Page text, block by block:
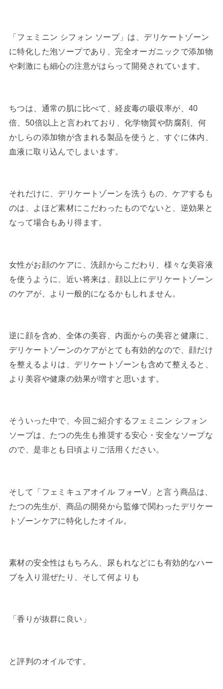
「フェミニン シフォン ソープ」は、デリケートゾーン
に特化した泡ソープであり、完全オーガニックで添加物
や刺激にも細心の注意がはらって開発されています。
ちつは、通常の肌に比べて、経皮毒の吸収率が、40
倍、50倍以上と言われており、化学物質や防腐剤、何
かしらの添加物が含まれる製品を使うと、すぐに体内、
血液に取り込んでしまいます。
それだけに、デリケートゾーンを洗うもの、ケアするも
のは、よほど素材にこだわったものでないと、逆効果と
なって場合もあり得ます。
女性がお顔のケアに、洗顔からこだわり、様々な美容液
を使うように、近い将来は、顔以上にデリケートゾーン
のケアが、より一般的になるかもしれません。
逆に顔を含め、全体の美容、内面からの美容と健康に、
デリケートゾーンのケアがとても有効的なので、顔だけ
を整えるよりは、デリケートゾーンも含めて整えると、
より美容や健康の効果が増すと思います。
そういった中で、今回ご紹介するフェミニン シフォン
ソープは、たつの先生も推奨する安心・安全なソープな
ので、是非とも日頃よりご活用ください。
そして「フェミキュアオイル フォーV」と言う商品は、
たつの先生が、商品の開発から監修で関わったデリケー
トゾーンケアに特化したオイル。
素材の安全性はもちろん、尿もれなどにも有効的なハー
ブを入り混ぜたり、そして何よりも
「香りが抜群に良い」
と評判のオイルです。